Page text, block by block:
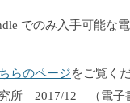
でのみ入手可能な
らのページをご覧く
所 2017/12 （電子